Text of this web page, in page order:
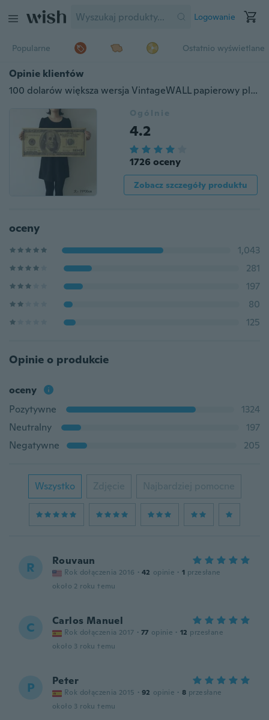
Logowanie
Popularne Ostatnio wyświetlane
Opinie klientów
100 dolarów większa wersja VintageWALL papierowy plakat HOME DECOR PREZENT
Ogólnie
4.2
1726 oceny
Zobacz szczegóły produktu
oceny
1,043
281
197
80
125
Opinie o produkcie
oceny
Pozytywne
1324
Neutralny
197
Negatywne
205
Wszystko Zdjęcie Najbardziej pomocne
R Rouvaun
Rok dołączenia 2016 · 42 opinie · 1 przesłane
około 2 roku temu
C Carlos Manuel
Rok dołączenia 2017 · 77 opinie · 12 przesłane
około 3 roku temu
P Peter
Rok dołączenia 2015 · 92 opinie · 8 przesłane
około 3 roku temu